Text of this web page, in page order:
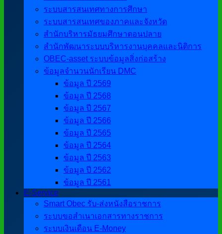
ระบบสารสนเทศทางการศึกษา
ระบบสารสนเทศของภาคและจังหวัด
สำนักบริหารมัธยมศึกษาตอนปลาย
สำนักพัฒนาระบบบริหารงานบุคคลและนิติการ
OBEC-asset ระบบข้อมูลสิ่งก่อสร้าง
ข้อมูลจำนวนนักเรียน DMC
ข้อมูล ปี 2569
ข้อมูล ปี 2568
ข้อมูล ปี 2567
ข้อมูล ปี 2566
ข้อมูล ปี 2565
ข้อมูล ปี 2564
ข้อมูล ปี 2563
ข้อมูล ปี 2562
ข้อมูล ปี 2561
E-Service
Smart Obec รับ-ส่งหนังสือราชการ
ระบบขอสำเนาเอกสารทางราชการ
ระบบเงินเดือน E-Money